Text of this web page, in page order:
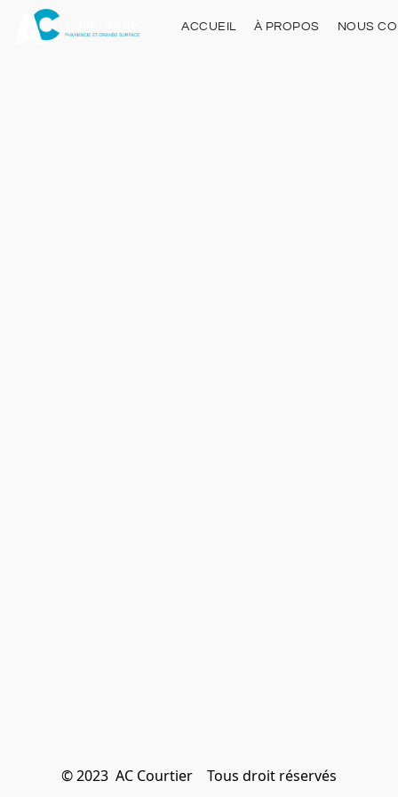
ACCUEIL À PROPOS NOUS
© 2023  AC Courtier    Tous droit réservés